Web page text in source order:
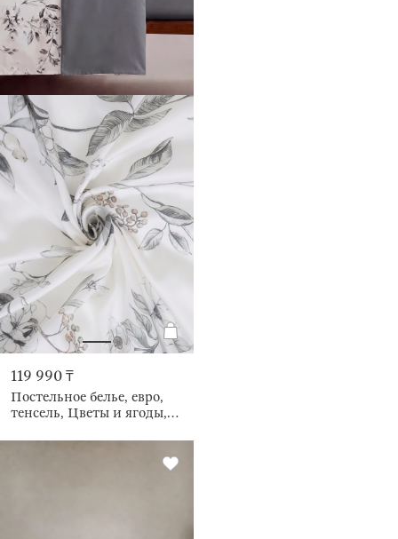
119 990 ₸
Постельное белье, евро,
тенсель, Цветы и ягоды,